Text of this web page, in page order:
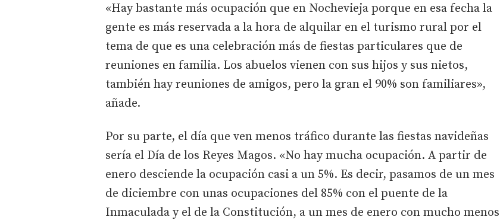
«Hay bastante más ocupación que en Nochevieja porque en esa fecha la
gente es más reservada a la hora de alquilar en el turismo rural por el
tema de que es una celebración más de fiestas particulares que de
reuniones en familia. Los abuelos vienen con sus hijos y sus nietos,
también hay reuniones de amigos, pero la gran el 90% son familiares»,
añade.
Por su parte, el día que ven menos tráfico durante las fiestas navideñas
sería el Día de los Reyes Magos. «No hay mucha ocupación. A partir de
enero desciende la ocupación casi a un 5%. Es decir, pasamos de un mes
de diciembre con unas ocupaciones del 85% con el puente de la
Inmaculada y el de la Constitución, a un mes de enero con mucho menos